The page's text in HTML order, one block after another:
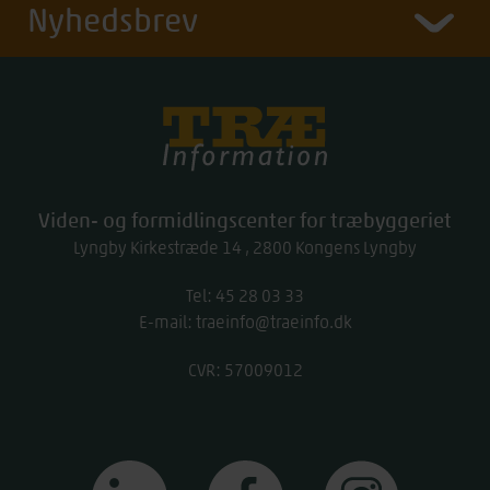
Viden- og formidlingscenter for træbyggeriet
Lyngby Kirkestræde 14 2800 Kongens Lyngby
Tel: work
45 28 03 33
E-mail: traeinfo@traeinfo.dk
CVR: 57009012
Nyhedsbrev
linkedin facebook